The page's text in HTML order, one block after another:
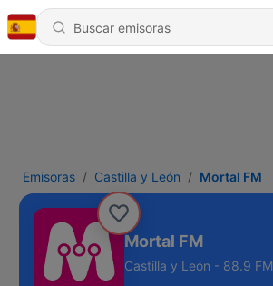
Emisoras Castilla y León Mortal FM
Mortal FM
Castilla y León - 88.9 FM